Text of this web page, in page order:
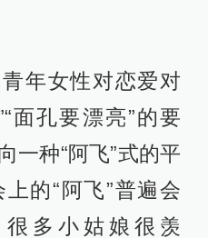
年女性对恋爱对
面孔要漂亮”的要
一种“阿飞”式的平
的“阿飞”普遍会
多小姑娘很羡